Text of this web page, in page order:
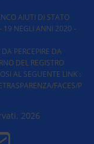
AIUTI DI STATO
19 NEGLI ANNI 2020 -
PERCEPIRE DA
DEL REGISTRO
AL SEGUENTE LINK :
FACES/P
2026